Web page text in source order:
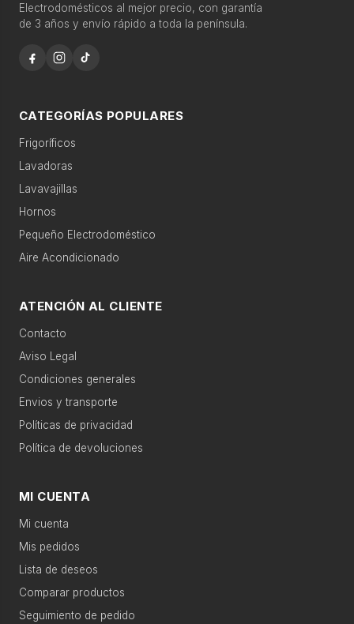
c
a
o
r
a
s
Gran
electro
›
electro
›
Climatización
›
Agua
caliente
›
Sonido
›
Televisión
›
Telefonía
›
Calefacción
›
Ofertas destacadas esta semana
y precio competitivo.
Búsquedas populares
lavadora 9kg
lavavajillas integrable
aire acondicionado
Categorías relacionadas
Movilidad eléctrica
Agua caliente
Calefacción
Gran electro
Productos recomendados
Electrodomésticos al mejor precio, con garantía
de 3 años y envío rápido a toda la península.
CATEGORÍAS POPULARES
Frigoríficos
Lavadoras
Lavavajillas
Hornos
Pequeño Electrodoméstico
Aire Acondicionado
ATENCIÓN AL CLIENTE
Contacto
Aviso Legal
Condiciones generales
Envios y transporte
Políticas de privacidad
Política de devoluciones
MI CUENTA
Mi cuenta
Mis pedidos
Lista de deseos
Comparar productos
Seguimiento de pedido